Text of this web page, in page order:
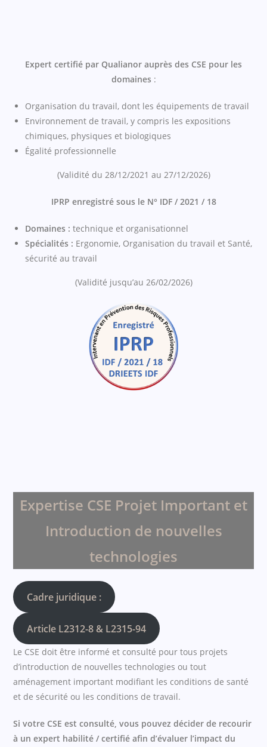
Expert certifié par Qualianor auprès des CSE pour les
domaines:
Organisation du travail, dont les équipements de travail
Environnement de travail, y compris les expositions
chimiques, physiques et biologiques
Égalité professionnelle
(Validité du 28/12/2021 au 27/12/2026)
IPRP enregistré sous le N° IDF / 2021 / 18
Domaines :technique et organisationnel
Spécialités : Ergonomie, Organisation du travail et Santé,
sécurité au travail
(Validité jusqu’au 26/02/2026)
Expertise CSE Projet Important et
Introduction de nouvelles
technologies
Cadre juridique :
Article L2312-8 & L2315-94
Le CSE doit être informé et consulté pour tous projets
d’introduction de nouvelles technologies ou tout
aménagement important modifiant les conditions de santé
et de sécurité ou les conditions de travail.
Si votre CSE est consulté, vous pouvez décider de recourir
à un expert habilité / certifié afin d’évaluer l’impact du